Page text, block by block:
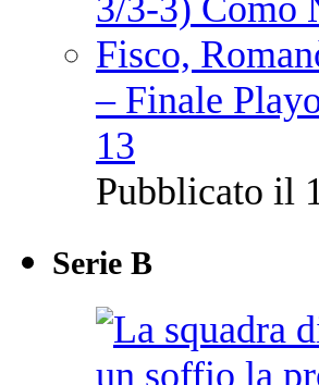
– Finale
13
Pubblicato il
Serie B